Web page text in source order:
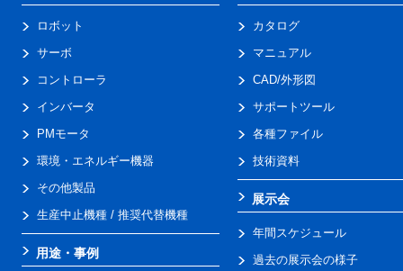
ロボット
サーボ
コントローラ
インバータ
PMモータ
環境・エネルギー機器
その他製品
生産中止機種 / 推奨代替機種
用途・事例
カタログ
マニュアル
CAD/外形図
サポートツール
各種ファイル
技術資料
展示会
年間スケジュール
過去の展示会の様子